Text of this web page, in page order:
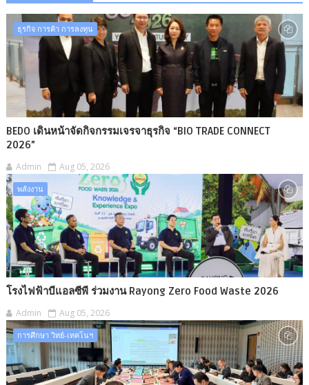
ธุรกิจ การค้า การลงทุน
BEDO เดินหน้าจัดกิจกรรมเจรจาธุรกิจ “BIO TRADE CONNECT
2026”
Admin Aug 05, 2026
พลังงาน
โรงไฟฟ้าบีแอลซีพี ร่วมงาน Rayong Zero Food Waste 2026
Admin Aug 05, 2026
การศึกษา วิทย์-เทคโนฯ